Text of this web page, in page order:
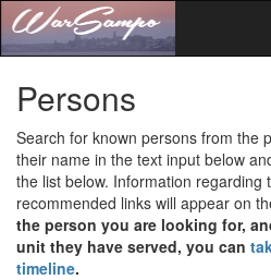
Persons
Search for known persons from the
their name in the text input below
the list below. Information regarding
recommended links will appear on
the person you are looking for,
unit they have served, you can
timeline.